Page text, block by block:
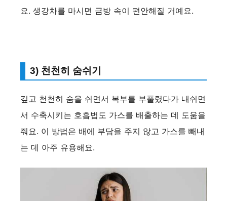
요. 생강차를 마시면 금방 속이 편안해질 거예요.
3) 천천히 숨쉬기
깊고 천천히 숨을 쉬면서 복부를 부풀렸다가 내쉬면
서 수축시키는 호흡법도 가스를 배출하는 데 도움을
줘요. 이 방법은 배에 부담을 주지 않고 가스를 빼내
는 데 아주 유용해요.